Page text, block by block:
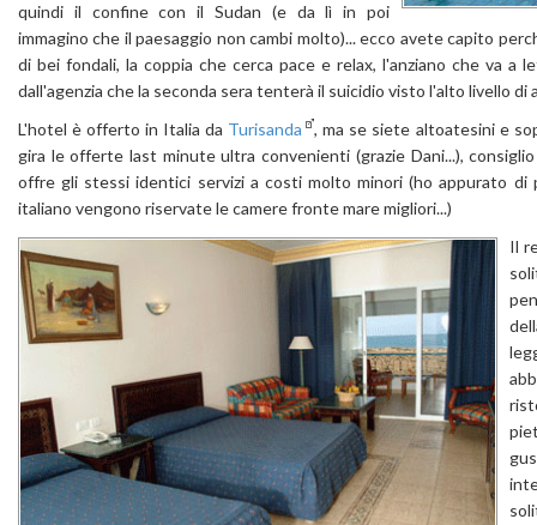
quindi il confine con il Sudan (e da lì in poi
immagino che il paesaggio non cambi molto)... ecco avete capito
di bei fondali, la coppia che cerca pace e relax, l'anziano che va a
dall'agenzia che la seconda sera tenterà il suicidio visto l'alto livello di
L'hotel è offerto in Italia da Turisanda
, ma se siete altoatesini e
gira le offerte last minute ultra convenienti (grazie Dani...),
offre gli stessi identici servizi a costi molto minori (ho appurato
italiano vengono riservate le camere fronte mare migliori...)
Il